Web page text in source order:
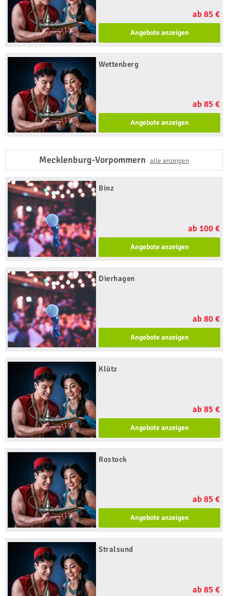
ab 85 €
Angebote anzeigen
Wettenberg
ab 85 €
Angebote anzeigen
Mecklenburg-Vorpommern alle anzeigen
Binz
ab 100 €
Angebote anzeigen
Dierhagen
ab 80 €
Angebote anzeigen
Klütz
ab 85 €
Angebote anzeigen
Rostock
ab 85 €
Angebote anzeigen
Stralsund
ab 85 €